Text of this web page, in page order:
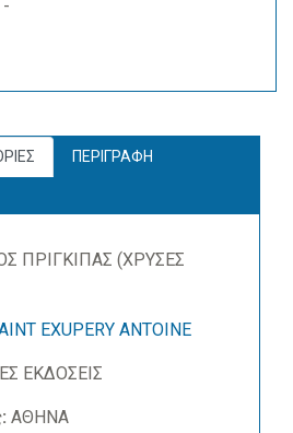
-
ΠΕΡΙΓΡΑΦΗ
ΠΡΙΓΚΙΠΑΣ (ΧΡΥΣΕΣ
EXUPERY ANTOINE
ΕΚΔΟΣΕΙΣ
ΑΘΗΝΑ